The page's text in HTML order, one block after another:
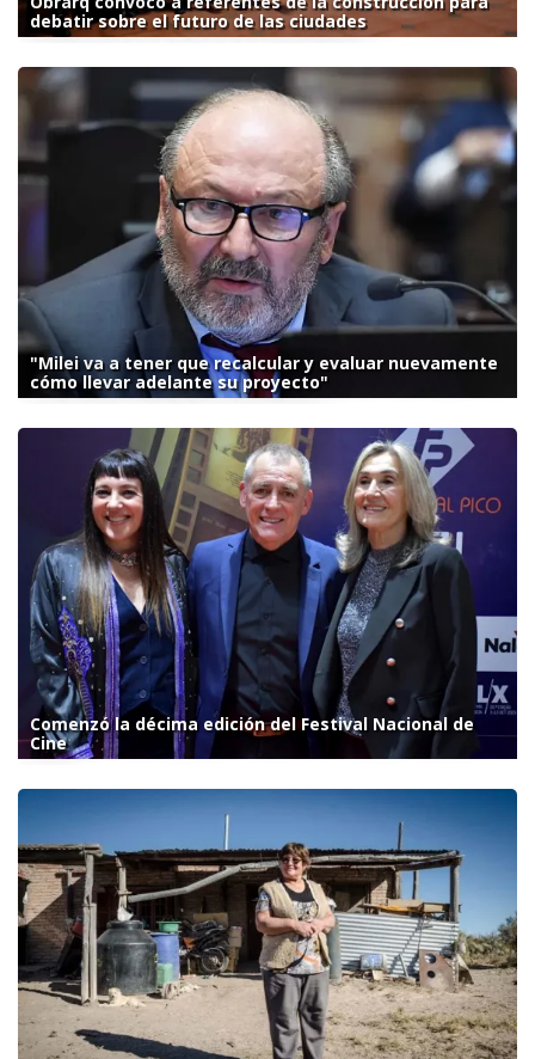
debatir sobre el futuro de las ciudades
"Milei va a tener que recalcular y evaluar nuevamente
cómo llevar adelante su proyecto"
Comenzó la décima edición del Festival Nacional de
Cine